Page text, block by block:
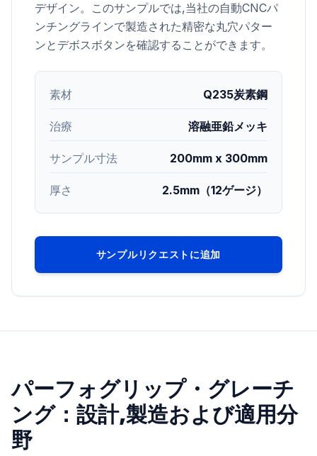
デザイン。このサンプルでは,当社の自動CNCパ
ンチングラインで製造された精密な丸穴パター
ンとデボスボタンを確認することができます。
素材 Q235炭素鋼
治療 溶融亜鉛メッキ
サンプル寸法 200mm x 300mm
厚さ 2.5mm（12ゲージ）
サンプルリクエストに追加
パーフォグリップ・グレーチ
ング：設計,製造および適用分
野